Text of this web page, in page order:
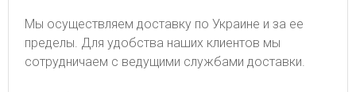
Мы осуществляем доставку по Украине и за ее
пределы. Для удобства наших клиентов мы
сотрудничаем с ведущими службами доставки.